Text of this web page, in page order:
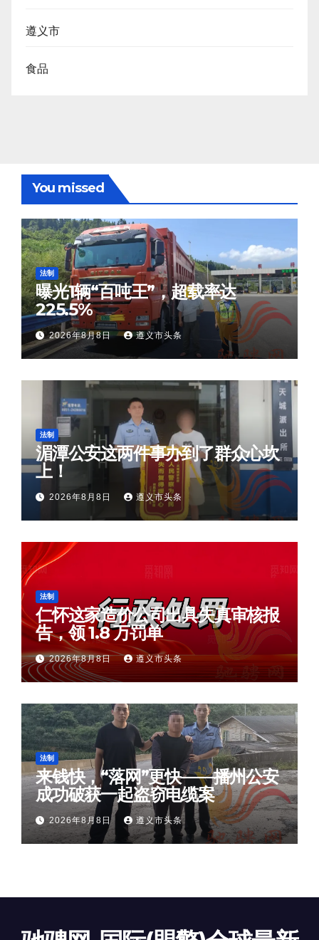
遵义市
食品
You missed
法制
曝光1辆“百吨王”，超载率达
225.5%
2026年8月8日 遵义市头条
法制
湄潭公安这两件事办到了群众心坎
上！
2026年8月8日 遵义市头条
法制
仁怀这家造价公司出具失真审核报
告，领 1.8 万罚单
2026年8月8日 遵义市头条
法制
来钱快，“落网”更快——播州公安
成功破获一起盗窃电缆案
2026年8月8日 遵义市头条